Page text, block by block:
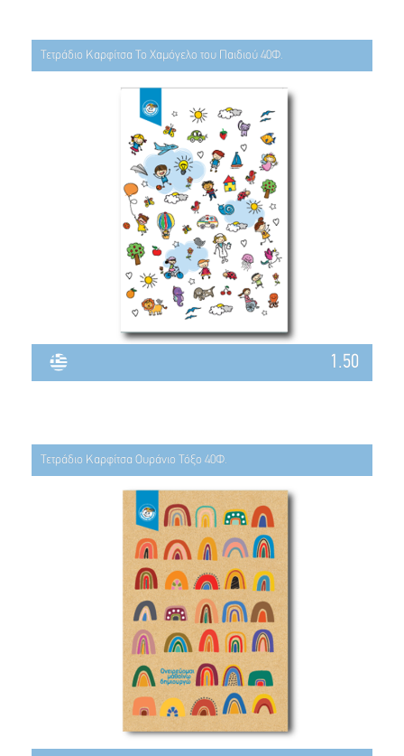
Τετράδιο Καρφίτσα Το Χαμόγελο του Παιδιού 40Φ.
1.50
Τετράδιο Καρφίτσα Ουράνιο Τόξο 40Φ.